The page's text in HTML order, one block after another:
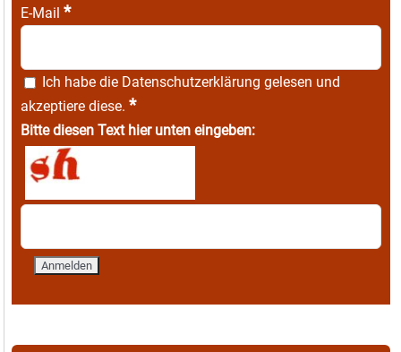
E-Mail *
Ich habe die Datenschutzerklärung gelesen und
akzeptiere diese. *
Bitte diesen Text hier unten eingeben: